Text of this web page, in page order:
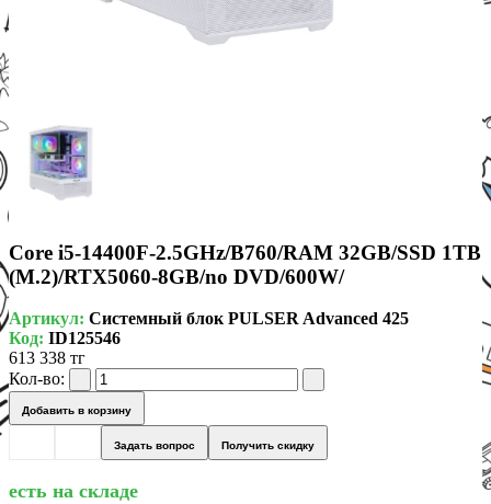
Core i5-14400F-2.5GHz/B760/RAM 32GB/SSD 1TB
(M.2)/RTX5060-8GB/no DVD/600W/
Артикул: Системный блок PULSER Advanced 425
Код: ID125546
613 338 тг
Кол-во:
Добавить в корзину
Задать вопрос Получить скидку
есть на складе